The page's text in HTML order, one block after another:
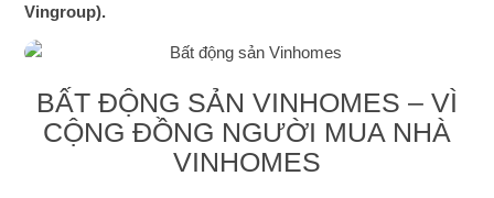
Vingroup).
BẤT ĐỘNG SẢN VINHOMES – VÌ
CỘNG ĐỒNG NGƯỜI MUA NHÀ
VINHOMES